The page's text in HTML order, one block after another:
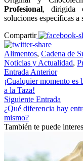
Profesional, dirigida
soluciones específicas a
Compartir
Alimentos, Cadena de
Noticias y Actualidad,
Entrada Anterior
¡Cualquier momento
a la Taza!
Siguiente Entrada
¿Qué diferencia hay
mismo?
También te puede